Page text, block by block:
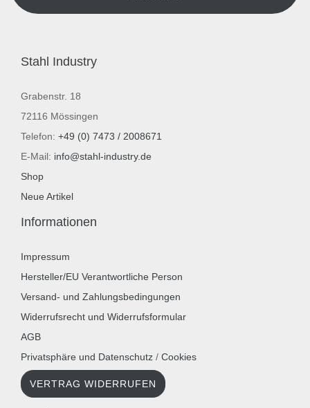
Stahl Industry
Grabenstr. 18
72116 Mössingen
Telefon: +49 (0) 7473 / 2008671
E-Mail: info@stahl-industry.de
Shop
Neue Artikel
Informationen
Impressum
Hersteller/EU Verantwortliche Person
Versand- und Zahlungsbedingungen
Widerrufsrecht und Widerrufsformular
AGB
Privatsphäre und Datenschutz / Cookies
VERTRAG WIDERRUFEN